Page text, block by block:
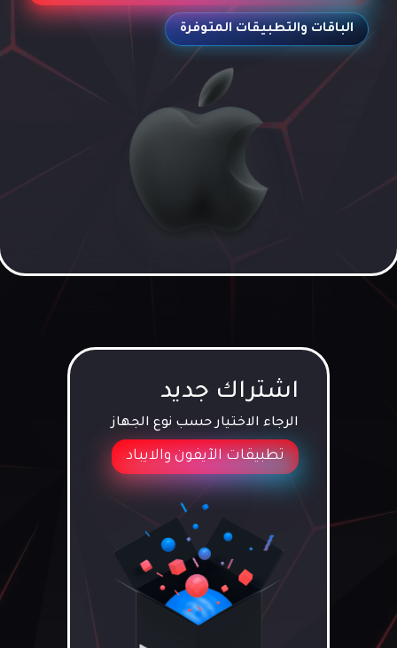
الباقات والتطبيقات المتوفرة
اشتراك جديد
الرجاء الاختيار حسب نوع الجهاز
تطبيقات الآيفون والايباد